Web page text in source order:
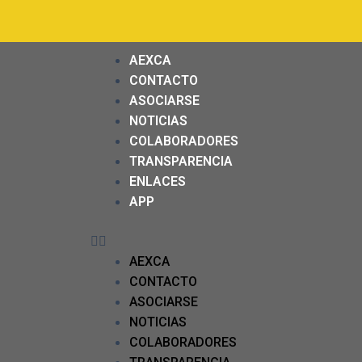
AEXCA
CONTACTO
ASOCIARSE
NOTICIAS
COLABORADORES
TRANSPARENCIA
ENLACES
APP
AEXCA
CONTACTO
ASOCIARSE
NOTICIAS
COLABORADORES